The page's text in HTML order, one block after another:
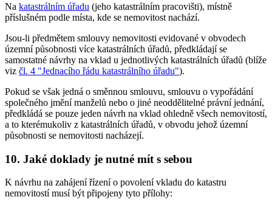
Na katastrálním úřadu (jeho katastrálním pracovišti), místně
příslušném podle místa, kde se nemovitost nachází.
Jsou-li předmětem smlouvy nemovitosti evidované v obvodech
územní působnosti více katastrálních úřadů, předkládají se
samostatné návrhy na vklad u jednotlivých katastrálních úřadů (blíže
viz čl. 4 "Jednacího řádu katastrálního úřadu").
Pokud se však jedná o směnnou smlouvu, smlouvu o vypořádání
společného jmění manželů nebo o jiné neoddělitelné právní jednání,
předkládá se pouze jeden návrh na vklad ohledně všech nemovitostí,
a to kterémukoliv z katastrálních úřadů, v obvodu jehož územní
působnosti se nemovitosti nacházejí.
10. Jaké doklady je nutné mít s sebou
K návrhu na zahájení řízení o povolení vkladu do katastru
nemovitostí musí být připojeny tyto přílohy: